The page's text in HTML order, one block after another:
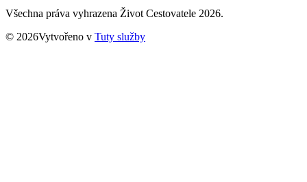
Všechna práva vyhrazena Život Cestovatele 2026.
© 2026Vytvořeno v Tuty služby